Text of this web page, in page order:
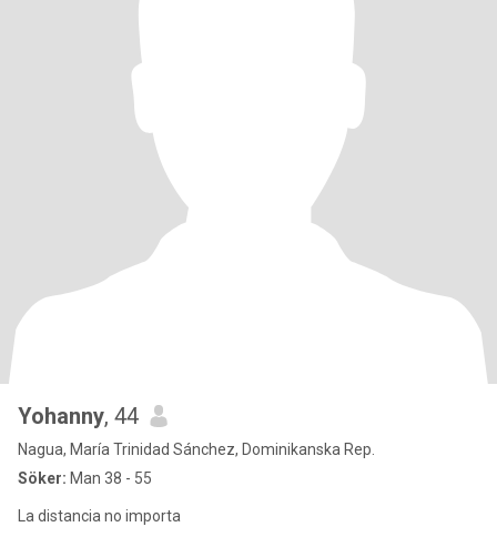
Yohanny, 44
Nagua, María Trinidad Sánchez, Dominikanska Rep.
Söker: Man 38 - 55
La distancia no importa